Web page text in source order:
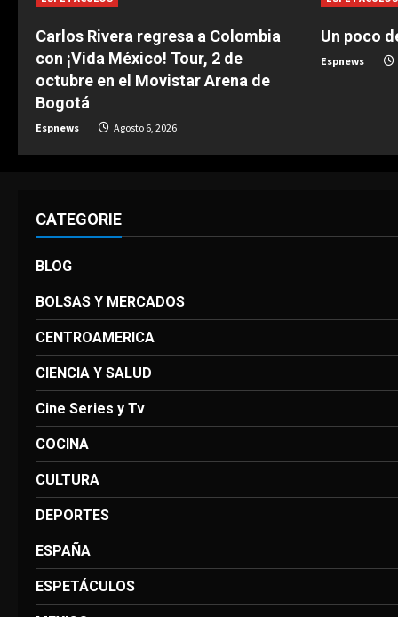
Carlos Rivera regresa a Colombia
con ¡Vida México! Tour, 2 de
octubre en el Movistar Arena de
Bogotá
Espnews Agosto 6, 2026
Un poco
Espnews
CATEGORIE
BLOG
BOLSAS Y MERCADOS
CENTROAMERICA
CIENCIA Y SALUD
Cine Series y Tv
COCINA
CULTURA
DEPORTES
ESPAÑA
ESPETÁCULOS